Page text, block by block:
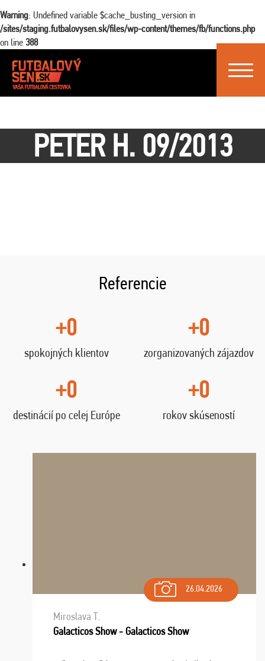
Warning: Undefined variable $cache_busting_version in
/sites/staging.futbalovysen.sk/files/wp-content/themes/fb/functions.php
on line 388
Toggle
PETER H. 09/2013
Referencie
+0
spokojných klientov
+0
zorganizovaných zájazdov
+0
destinácií po celej Európe
+0
rokov skúseností
26.04.2026
Miroslava T.
Galacticos Show - Galacticos Show